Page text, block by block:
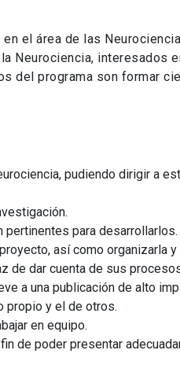
el área de las
Neurociencia, interesados
del programa son formar
pudiendo dirigir a
para desarrollarlos.
así como organizarla
de dar cuenta de sus
a una publicación de alto
propio y el de otros.
en equipo.
de poder presentar